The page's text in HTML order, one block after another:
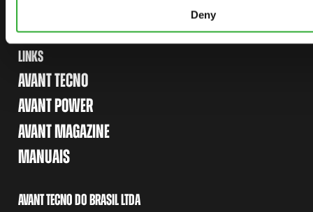
Deny
LINKS
AVANT TECNO
AVANT POWER
AVANT MAGAZINE
MANUAIS
AVANT TECNO DO BRASIL LTDA